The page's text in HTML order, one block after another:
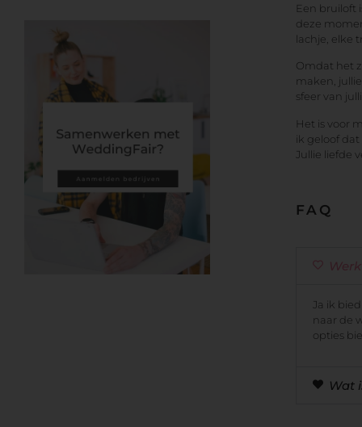
Een bruiloft
deze
lachje, elke
Omdat het
maken,
sfeer van
Het is voor
ik geloof
Jullie liefde
FAQ
Ja ik
naar de
opties
Wat